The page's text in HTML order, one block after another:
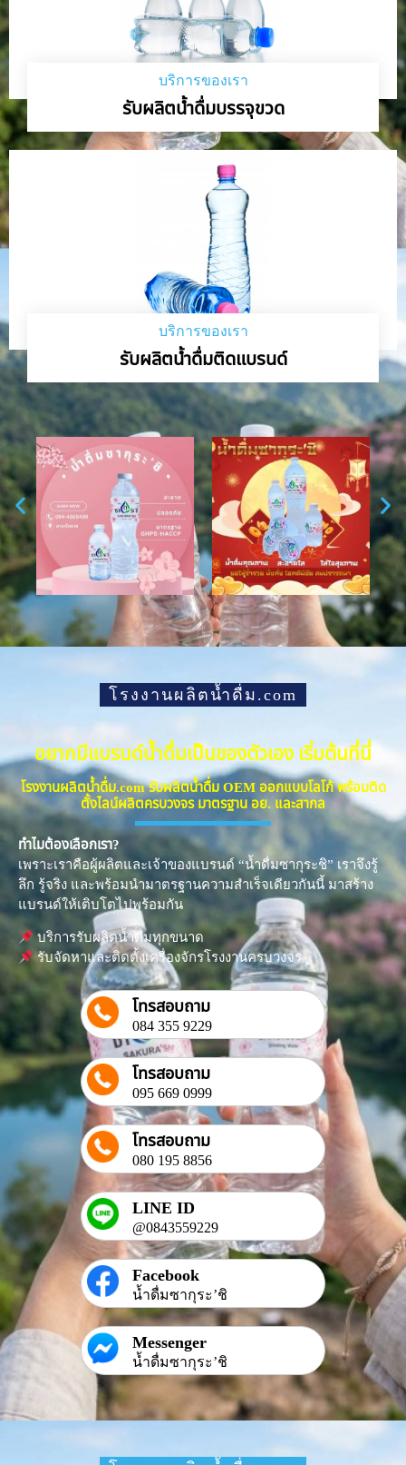
บริการของเรา
รับผลิตน้ำดื่มบรรจุขวด
บริการของเรา
รับผลิตน้ำดื่มติดแบรนด์
โรงงานผลิตน้ำดื่ม.com
อยากมีแบรนด์น้ำดื่มเป็นของตัวเอง เริ่มต้นที่นี่
โรงงานผลิตน้ำดื่ม.com รับผลิตน้ำดื่ม OEM ออกแบบโลโก้ พร้อมติด
ตั้งไลน์ผลิตครบวงจร มาตรฐาน อย. และสากล
ทำไมต้องเลือกเรา?
เพราะเราคือผู้ผลิตและเจ้าของแบรนด์ “น้ำดื่มซากุระชิ” เราจึงรู้
ลึก รู้จริง และพร้อมนำมาตรฐานความสำเร็จเดียวกันนี้ มาสร้าง
แบรนด์ให้เติบโตไปพร้อมกัน
บริการรับผลิตน้ำดื่มทุกขนาด
รับจัดหาและติดตั้งเครื่องจักรโรงงานครบวงจร
โทรสอบถาม
084 355 9229
โทรสอบถาม
095 669 0999
โทรสอบถาม
080 195 8856
LINE ID
@0843559229
Facebook
น้ำดื่มซากุระ’ชิ
Messenger
น้ำดื่มซากุระ’ชิ